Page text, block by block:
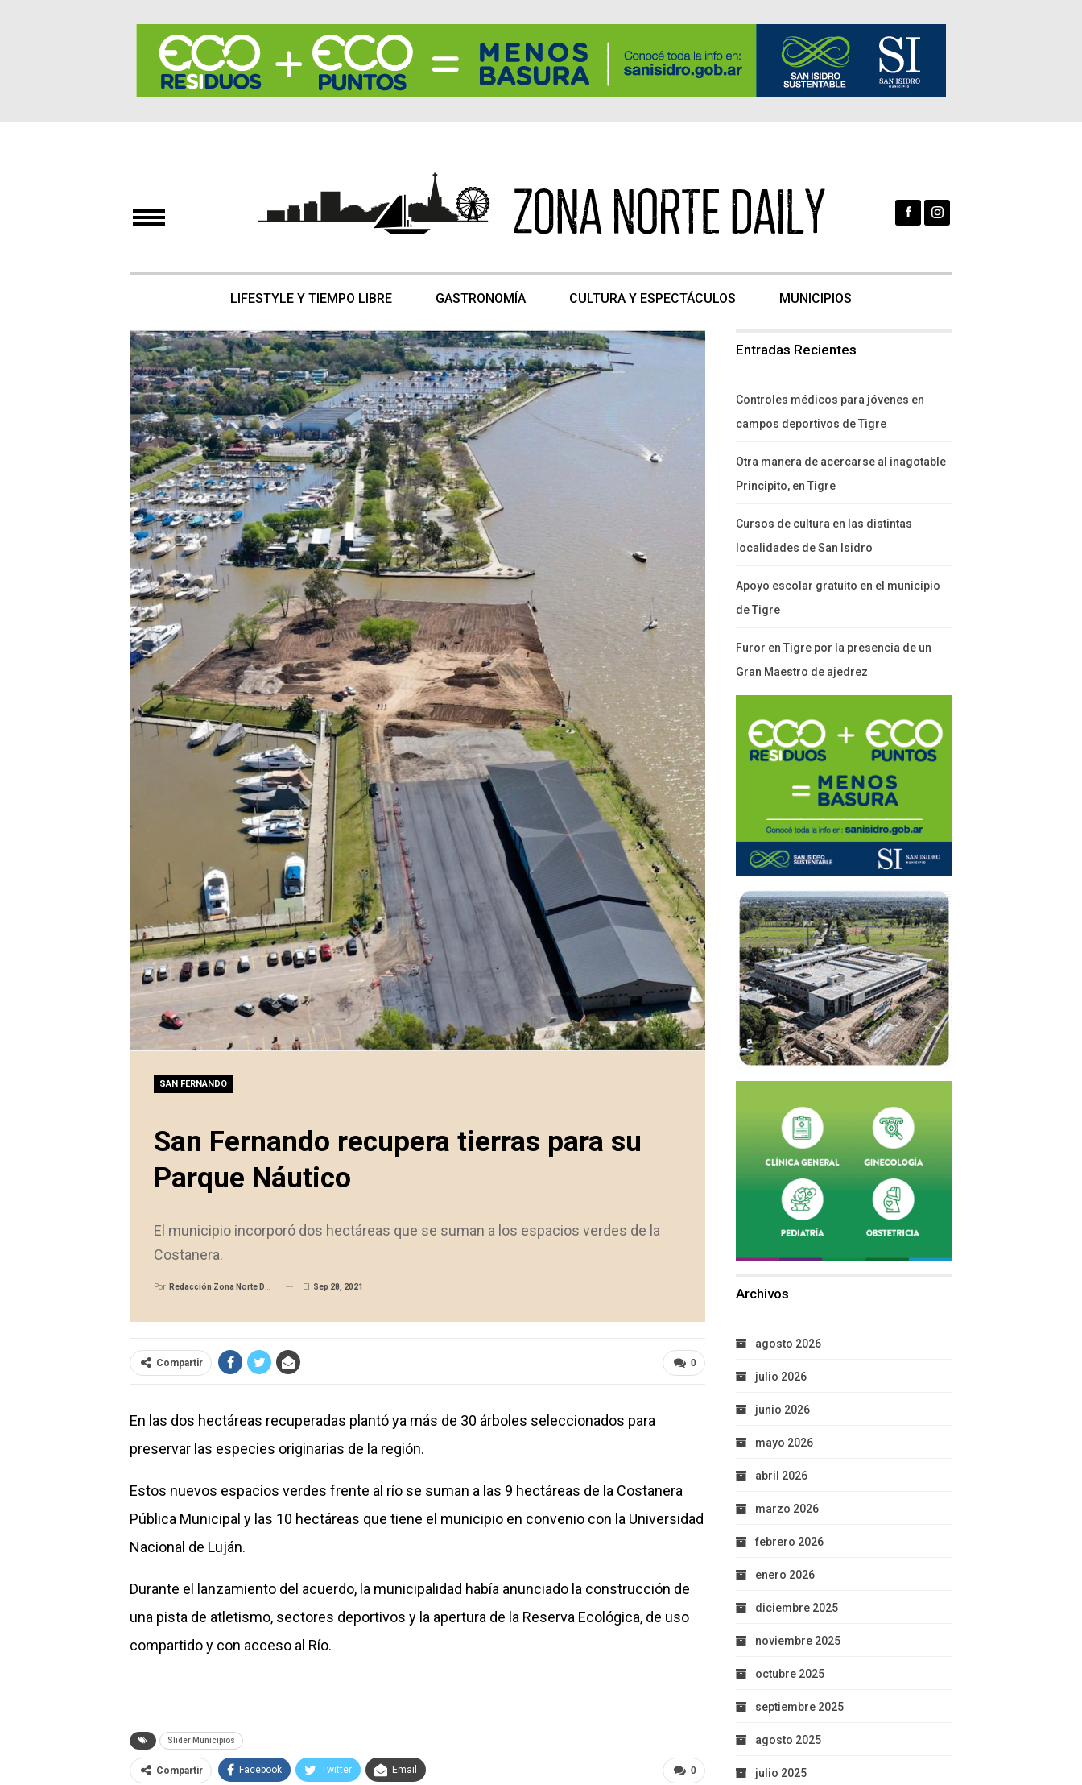
LIFESTYLE Y TIEMPO LIBRE GASTRONOMÍA CULTURA Y ESPECTÁCULOS MUNICIPIOS
SAN FERNANDO
San Fernando recupera tierras para su
Parque Náutico
El municipio incorporó dos hectáreas que se suman a los espacios verdes de la
Costanera.
Por Redacción Zona Norte Daily El Sep 28, 2021
0
Compartir
En las dos hectáreas recuperadas plantó ya más de 30 árboles seleccionados para
preservar las especies originarias de la región.
Estos nuevos espacios verdes frente al río se suman a las 9 hectáreas de la Costanera
Pública Municipal y las 10 hectáreas que tiene el municipio en convenio con la Universidad
Nacional de Luján.
Durante el lanzamiento del acuerdo, la municipalidad había anunciado la construcción de
una pista de atletismo, sectores deportivos y la apertura de la Reserva Ecológica, de uso
compartido y con acceso al Río.
Slider Municipios
0
Compartir Facebook Twitter Email
Entradas Recientes
Controles médicos para jóvenes en
campos deportivos de Tigre
Otra manera de acercarse al inagotable
Principito, en Tigre
Cursos de cultura en las distintas
localidades de San Isidro
Apoyo escolar gratuito en el municipio
de Tigre
Furor en Tigre por la presencia de un
Gran Maestro de ajedrez
Archivos
agosto 2026
julio 2026
junio 2026
mayo 2026
abril 2026
marzo 2026
febrero 2026
enero 2026
diciembre 2025
noviembre 2025
octubre 2025
septiembre 2025
agosto 2025
julio 2025